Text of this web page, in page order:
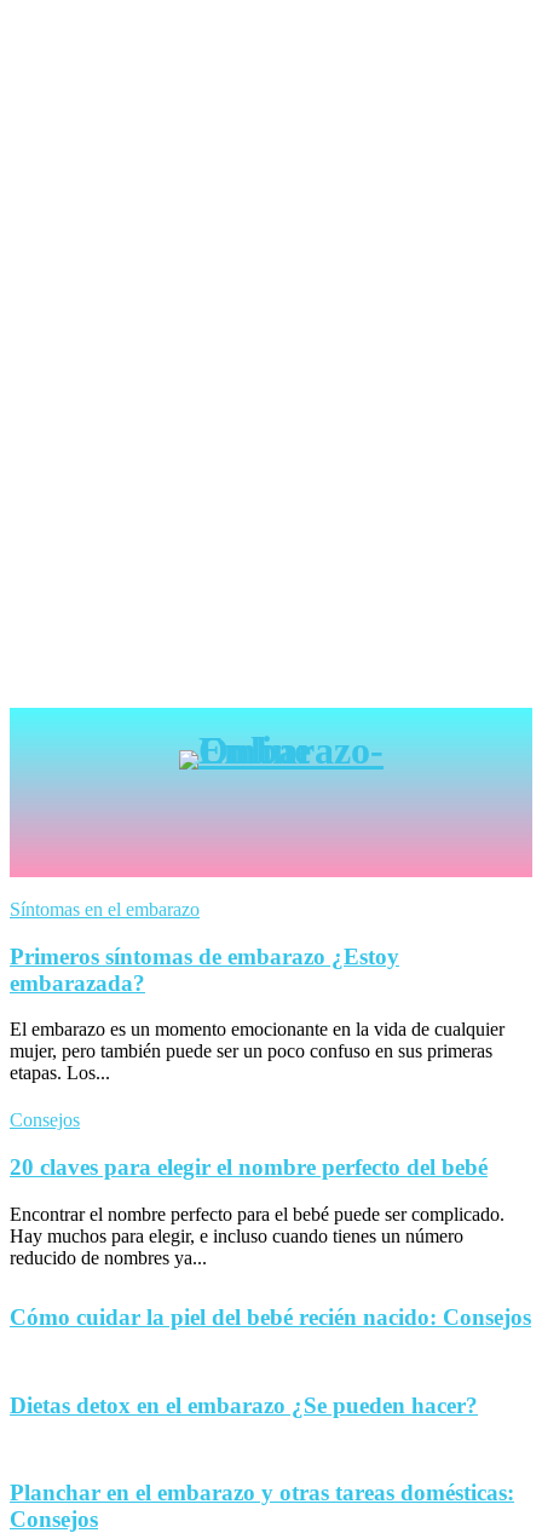
Síntomas en el embarazo
Primeros síntomas de embarazo ¿Estoy
embarazada?
El embarazo es un momento emocionante en la vida de cualquier
mujer, pero también puede ser un poco confuso en sus primeras
etapas. Los...
Consejos
20 claves para elegir el nombre perfecto del bebé
Encontrar el nombre perfecto para el bebé puede ser complicado.
Hay muchos para elegir, e incluso cuando tienes un número
reducido de nombres ya...
Cómo cuidar la piel del bebé recién nacido: Consejos
Dietas detox en el embarazo ¿Se pueden hacer?
Planchar en el embarazo y otras tareas domésticas:
Consejos